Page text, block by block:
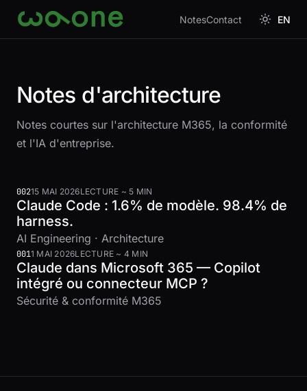
Aller au contenu
NotesContact EN
Notes d'architecture
Notes courtes sur l'architecture M365, la conformité
et l'IA d'entreprise.
00215 MAI 2026LECTURE ~ 5 MIN
Claude Code : 1.6% de modèle. 98.4% de
harness.
AI Engineering · Architecture
0011 MAI 2026LECTURE ~ 4 MIN
Claude dans Microsoft 365 — Copilot
intégré ou connecteur MCP ?
Sécurité & conformité M365